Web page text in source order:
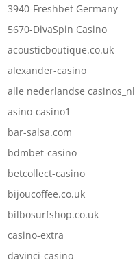
3940-Freshbet Germany
5670-DivaSpin Casino
acousticboutique.co.uk
alexander-casino
alle nederlandse casinos_nl
asino-casino1
bar-salsa.com
bdmbet-casino
betcollect-casino
bijoucoffee.co.uk
bilbosurfshop.co.uk
casino-extra
davinci-casino